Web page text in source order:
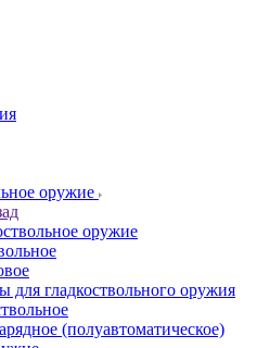
оружие
оружие
для гладкоствольного оружия
(полуавтоматическое)